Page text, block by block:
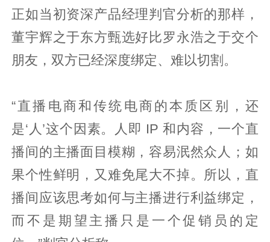
正如当初资深产品经理判官分析的那样，
董宇辉之于东方甄选好比罗永浩之于交个
朋友，双方已经深度绑定、难以切割。
“直播电商和传统电商的本质区别，还
是‘人’这个因素。人即 IP 和内容，一个直
播间的主播面目模糊，容易泯然众人；如
果个性鲜明，又难免尾大不掉。所以，直
播间应该思考如何与主播进行利益绑定，
而不是期望主播只是一个促销员的定